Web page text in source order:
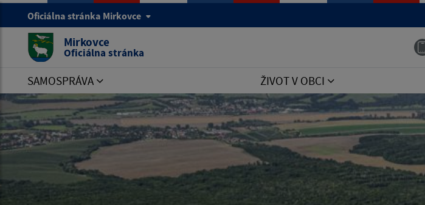
Oficiálna stránka Mirkovce
Mirkovce
Oficiálna stránka
SAMOSPRÁVA ŽIVOT V OBCI